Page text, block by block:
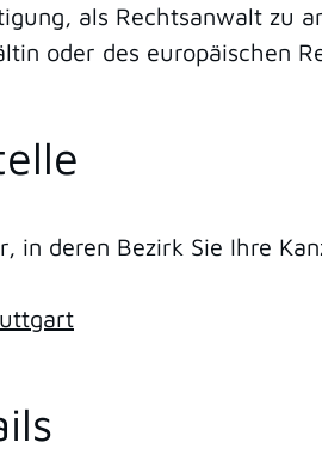
als Rechtsanwalt zu
oder des europäischen
in deren Bezirk Sie Ihre